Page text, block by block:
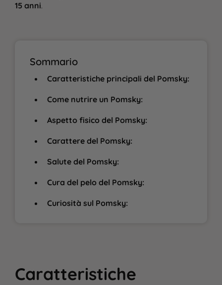
15 anni​.
Sommario
Caratteristiche principali del Pomsky:
Come nutrire un Pomsky:
Aspetto fisico del Pomsky:
Carattere del Pomsky:
Salute del Pomsky:
Cura del pelo del Pomsky:
Curiosità sul Pomsky:
Caratteristiche